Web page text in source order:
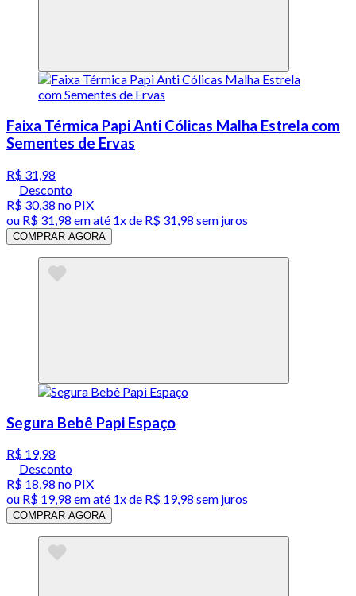
Faixa Térmica Papi Anti Cólicas Malha Estrela com
Sementes de Ervas
R$ 31,98
Desconto
R$ 30,38 no PIX
ou R$ 31,98 em até 1x de R$ 31,98 sem juros
COMPRAR AGORA
Segura Bebê Papi Espaço
R$ 19,98
Desconto
R$ 18,98 no PIX
ou R$ 19,98 em até 1x de R$ 19,98 sem juros
COMPRAR AGORA